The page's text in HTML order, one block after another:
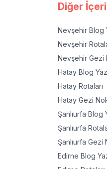
Diğer
Nevşehir Blog
Nevşehir
Nevşehir Gezi
Hatay Blog
Hatay Rotaları
Hatay Gezi
Şanlıurfa Blog
Şanlıurfa
Şanlıurfa Gezi
Edirne Blog